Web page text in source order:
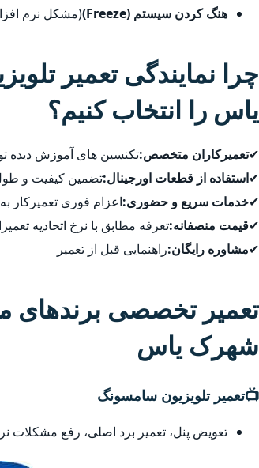
هنگ کردن سیستم (Freeze) (مشکل نرم
چرا نمایندگی تعمیر
یاس را انتخاب کنیم؟
✔تعمیرکاران متخصص:تکنسین های آموزش دیده
✔استفاده از قطعات اورجینال:تضمین کیفیت و
✔خدمات سریع و حضوری:اعزام فوری
✔قیمت منصفانه:تعرفه مطابق با نرخ اتحادیه
✔مشاوره رایگان:راهنمایی قبل از تعمیر
تعمیر تخصصی
شهرک یاس
📺تعمیر تلویزیون سامسونگ
تعویض پنل، تعمیر برد اصلی، رفع مشکلات